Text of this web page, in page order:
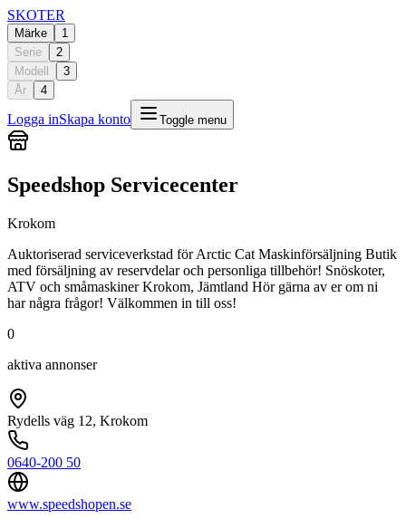
SKOTER
Märke
1
Serie
2
Modell
3
År
4
Logga inSkapa konto Toggle menu
Speedshop Servicecenter
Krokom
Auktoriserad serviceverkstad för Arctic Cat Maskinförsäljning Butik
med försäljning av reservdelar och personliga tillbehör! Snöskoter,
ATV och småmaskiner Krokom, Jämtland Hör gärna av er om ni
har några frågor! Välkommen in till oss!
0
aktiva annonser
Rydells väg 12, Krokom
0640-200 50
www.speedshopen.se